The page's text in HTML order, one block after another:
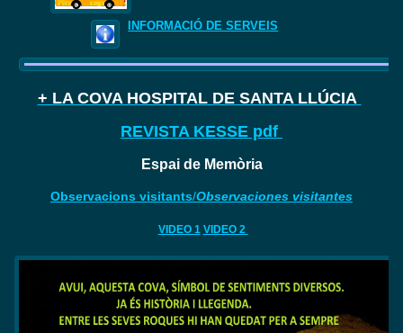
INFORMACIÓ DE SERVEIS
+ LA COVA HOSPITAL DE SANTA LLÚCIA
REVISTA KESSE pdf
Espai de Memòria
Observacions visitants/Observaciones visitantes
VIDEO 1 VIDEO 2